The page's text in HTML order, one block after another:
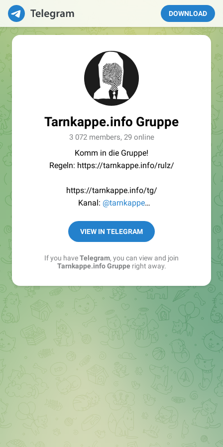
DOWNLOAD
Tarnkappe.info Gruppe
3 072 members, 29 online
Komm in die Gruppe!
Regeln: https://tarnkappe.info/rulz/
https://tarnkappe.info/tg/
Kanal: @tarnkappe
Best of:@bestoftarnkappe
Kochen: https://t.me/+WSW5F1VcmhliMjk6
VIEW IN TELEGRAM
If you haveTelegram, you can view and join
Tarnkappe.info Grupperight away.